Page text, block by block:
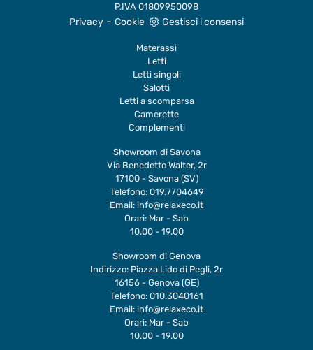
P.IVA 01809950098
Privacy - Cookie Gestisci i consensi
Materassi
Letti
Letti singoli
Salotti
Letti a scomparsa
Camerette
Complementi
Showroom di Savona
Via Benedetto Walter, 2r
17100 - Savona (SV)
Telefono: 019.7704649
Email: info@relaxeco.it
Orari: Mar - Sab
10.00 - 19.00
Showroom di Genova
Indirizzo: Piazza Lido di Pegli, 2r
16156 - Genova (GE)
Telefono: 010.3040161
Email: info@relaxeco.it
Orari: Mar - Sab
10.00 - 19.00